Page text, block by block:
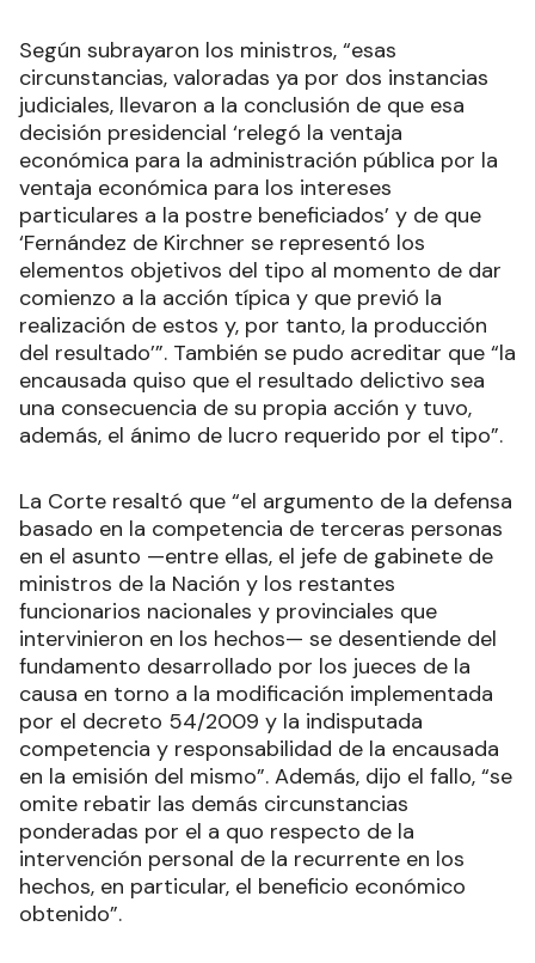
Según subrayaron los ministros, “esas
circunstancias, valoradas ya por dos instancias
judiciales, llevaron a la conclusión de que esa
decisión presidencial ‘relegó la ventaja
económica para la administración pública por la
ventaja económica para los intereses
particulares a la postre beneficiados’ y de que
‘Fernández de Kirchner se representó los
elementos objetivos del tipo al momento de dar
comienzo a la acción típica y que previó la
realización de estos y, por tanto, la producción
del resultado’”. También se pudo acreditar que “la
encausada quiso que el resultado delictivo sea
una consecuencia de su propia acción y tuvo,
además, el ánimo de lucro requerido por el tipo”.
La Corte resaltó que “el argumento de la defensa
basado en la competencia de terceras personas
en el asunto —entre ellas, el jefe de gabinete de
ministros de la Nación y los restantes
funcionarios nacionales y provinciales que
intervinieron en los hechos— se desentiende del
fundamento desarrollado por los jueces de la
causa en torno a la modificación implementada
por el decreto 54/2009 y la indisputada
competencia y responsabilidad de la encausada
en la emisión del mismo”. Además, dijo el fallo, “se
omite rebatir las demás circunstancias
ponderadas por el a quo respecto de la
intervención personal de la recurrente en los
hechos, en particular, el beneficio económico
obtenido”.